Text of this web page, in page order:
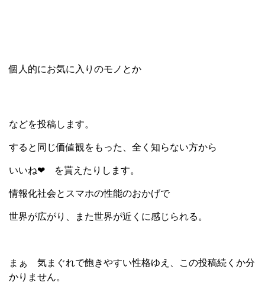
個人的にお気に入りのモノとか
などを投稿します。
すると同じ価値観をもった、全く知らない方から
いいね❤ を貰えたりします。
情報化社会とスマホの性能のおかげで
世界が広がり、また世界が近くに感じられる。
まぁ 気まぐれで飽きやすい性格ゆえ、この投稿続くか分
かりません。